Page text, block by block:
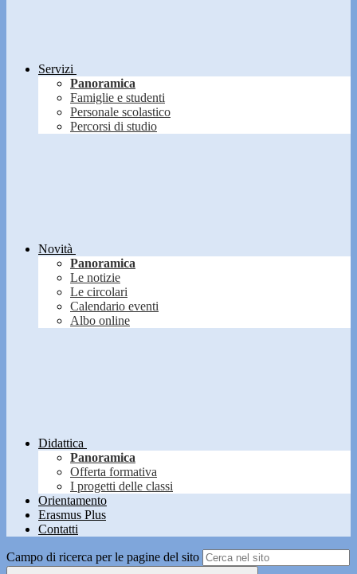
Servizi
Panoramica
Famiglie e studenti
Personale scolastico
Percorsi di studio
Novità
Panoramica
Le notizie
Le circolari
Calendario eventi
Albo online
Didattica
Panoramica
Offerta formativa
I progetti delle classi
Orientamento
Erasmus Plus
Contatti
Campo di ricerca per le pagine del sito